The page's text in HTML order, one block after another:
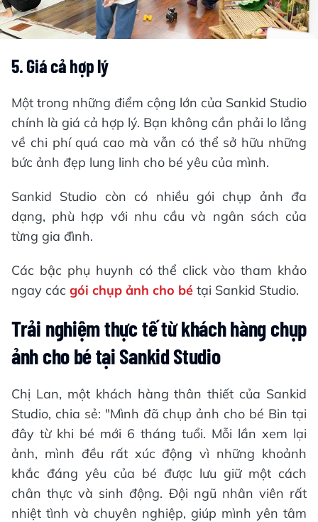
5. Giá cả hợp lý
Một trong những điểm cộng lớn của Sankid Studio
chính là giá cả hợp lý. Bạn không cần phải lo lắng
về chi phí quá cao mà vẫn có thể sở hữu những
bức ảnh đẹp lung linh cho bé yêu của mình.
Sankid Studio còn có nhiều gói chụp ảnh đa
dạng, phù hợp với nhu cầu và ngân sách của
từng gia đình.
Các bậc phụ huynh có thể click vào tham khảo
ngay các gói chụp ảnh cho bé tại Sankid Studio.
Trải nghiệm thực tế từ khách hàng chụp
ảnh cho bé tại Sankid Studio
Chị Lan, một khách hàng thân thiết của Sankid
Studio, chia sẻ: "Mình đã chụp ảnh cho bé Bin tại
đây từ khi bé mới 6 tháng tuổi. Mỗi lần xem lại
ảnh, mình đều rất xúc động vì những khoảnh
khắc đáng yêu của bé được lưu giữ một cách
chân thực và sinh động. Đội ngũ nhân viên rất
nhiệt tình và chuyên nghiệp, giúp mình yên tâm